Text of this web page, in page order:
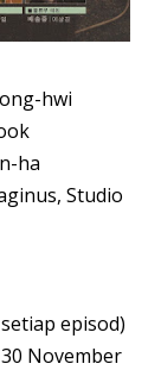
hwi
ha
Studio
episod)
November